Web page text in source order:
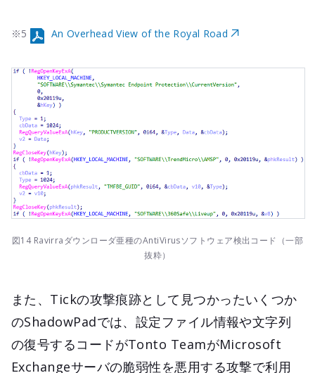
※5 An Overhead View of the Royal Road
図14 Ravirraダウンローダ亜種のAntiVirusソフトウェア検出コード（一部
抜粋）
また、Tickの攻撃痕跡として見つかったいくつか
のShadowPadでは、設定ファイル情報や文字列
の復号するコードがTonto TeamがMicrosoft
Exchangeサーバの脆弱性を悪用する攻撃で利用